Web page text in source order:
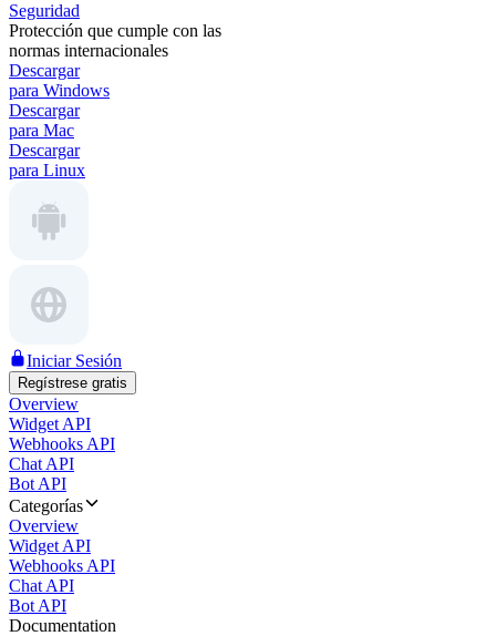
Seguridad
Protección que cumple con las
normas internacionales
Descargar
para Windows
Descargar
para Mac
Descargar
para Linux
Iniciar Sesión
Regístrese gratis
Overview
Widget API
Webhooks API
Chat API
Bot API
Categorías
Overview
Widget API
Webhooks API
Chat API
Bot API
Documentation